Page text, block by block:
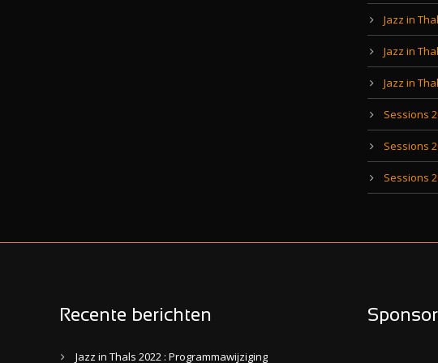
Jazz in
Jazz in
Jazz in
Sessions
Sessions
Sessions
Recente berichten
Jazz in Thals 2022 : Programmawijziging